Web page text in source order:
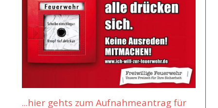
...hier gehts zum Aufnahmeantrag für